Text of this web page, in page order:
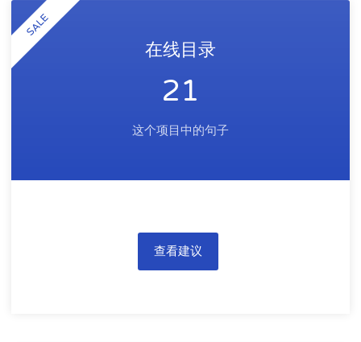
SALE
在线目录
21
这个项目中的句子
查看建议